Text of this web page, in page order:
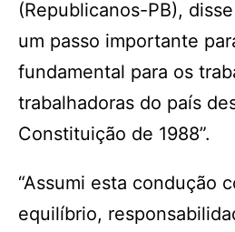
(Republicanos-PB),
um passo importante
fundamental para os
trabalhadoras do país
Constituição de 1988”.
“Assumi esta condução
equilíbrio,